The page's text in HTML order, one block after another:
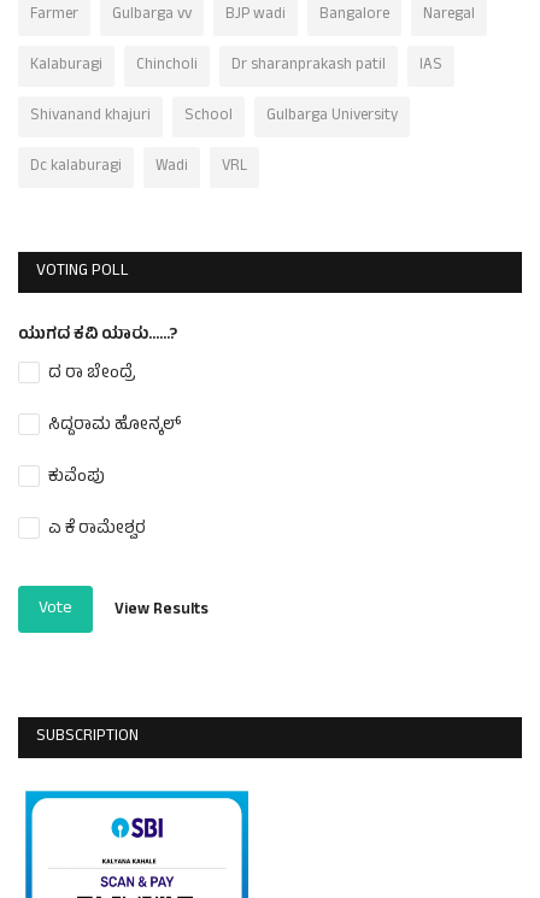
Farmer Gulbarga vv BJP wadi Bangalore
Naregal
Kalaburagi
Chincholi Dr sharanprakash patil
IAS
Shivanand khajuri
School
Gulbarga University
Dc kalaburagi
Wadi VRL
VOTING POLL
ಯುಗದ ಕವಿ ಯಾರು......?
ದ ರಾ ಬೇಂದ್ರೆ
ಸಿದ್ದರಾಮ ಹೋನ್ಕಲ್
ಕುವೆಂಪು
ಎ ಕೆ ರಾಮೇಶ್ವರ
Vote View Results
SUBSCRIPTION